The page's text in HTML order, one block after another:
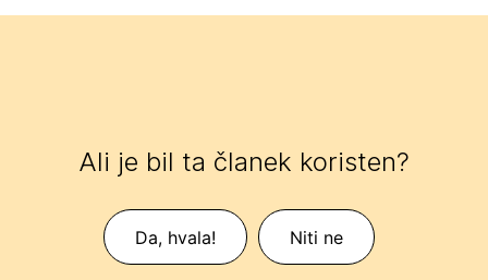
Ali je bil ta članek koristen?
Da, hvala! Niti ne